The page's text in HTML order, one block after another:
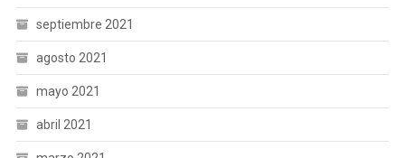
septiembre 2021
agosto 2021
mayo 2021
abril 2021